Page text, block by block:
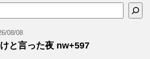
08/08
と言った夜 nw+597